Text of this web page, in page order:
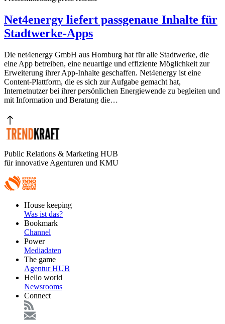
Net4energy liefert passgenaue Inhalte für
Stadtwerke-Apps
Die net4energy GmbH aus Homburg hat für alle Stadtwerke, die
eine App betreiben, eine neuartige und effiziente Möglichkeit zur
Erweiterung ihrer App-Inhalte geschaffen. Net4energy ist eine
Content-Plattform, die es sich zur Aufgabe gemacht hat,
Internetnutzer bei ihrer persönlichen Energiewende zu begleiten und
mit Information und Beratung die…
Public Relations & Marketing HUB
für innovative Agenturen und KMU
FooterHouse keeping
Was ist das?
Bookmark
Channel
Power
Mediadaten
The game
Agentur HUB
Hello world
Newsrooms
Connect